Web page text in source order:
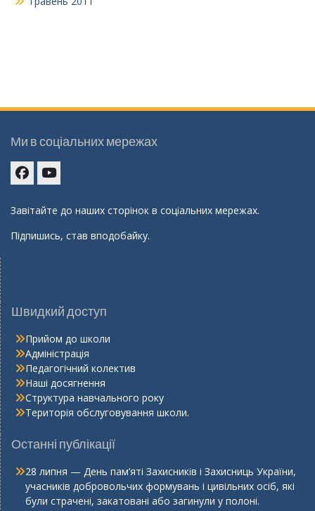
Ми в соціальних мережах
Завітайте до наших сторінок в соціальних мережах.
Підпишись, став вподобайку.
Швидкий доступ
Прийом до школи
Адміністрація
Педагогічний колектив
Наші досягнення
Структура навчального року
Територія обслуговування школи.
Останні публікації
28 липня — День пам’яті Захисників і Захисниць України,
учасників добровольчих формувань і цивільних осіб, які
були страчені, закатовані або загинули у полоні.